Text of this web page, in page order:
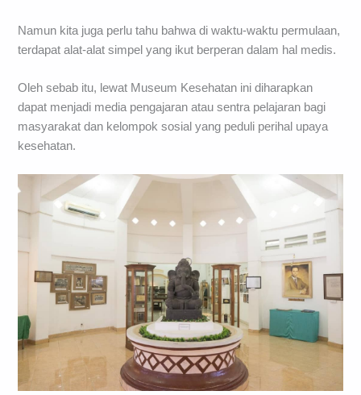
Namun kita juga perlu tahu bahwa di waktu-waktu permulaan,
terdapat alat-alat simpel yang ikut berperan dalam hal medis.
Oleh sebab itu, lewat Museum Kesehatan ini diharapkan
dapat menjadi media pengajaran atau sentra pelajaran bagi
masyarakat dan kelompok sosial yang peduli perihal upaya
kesehatan.